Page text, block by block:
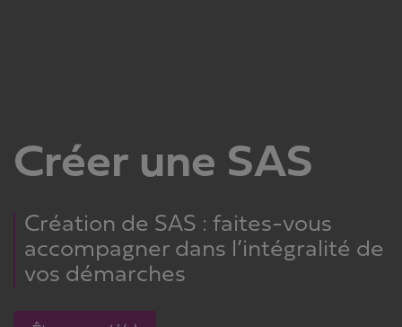
Créer une SAS
Création de SAS : faites-vous
accompagner dans l’intégralité de
vos démarches